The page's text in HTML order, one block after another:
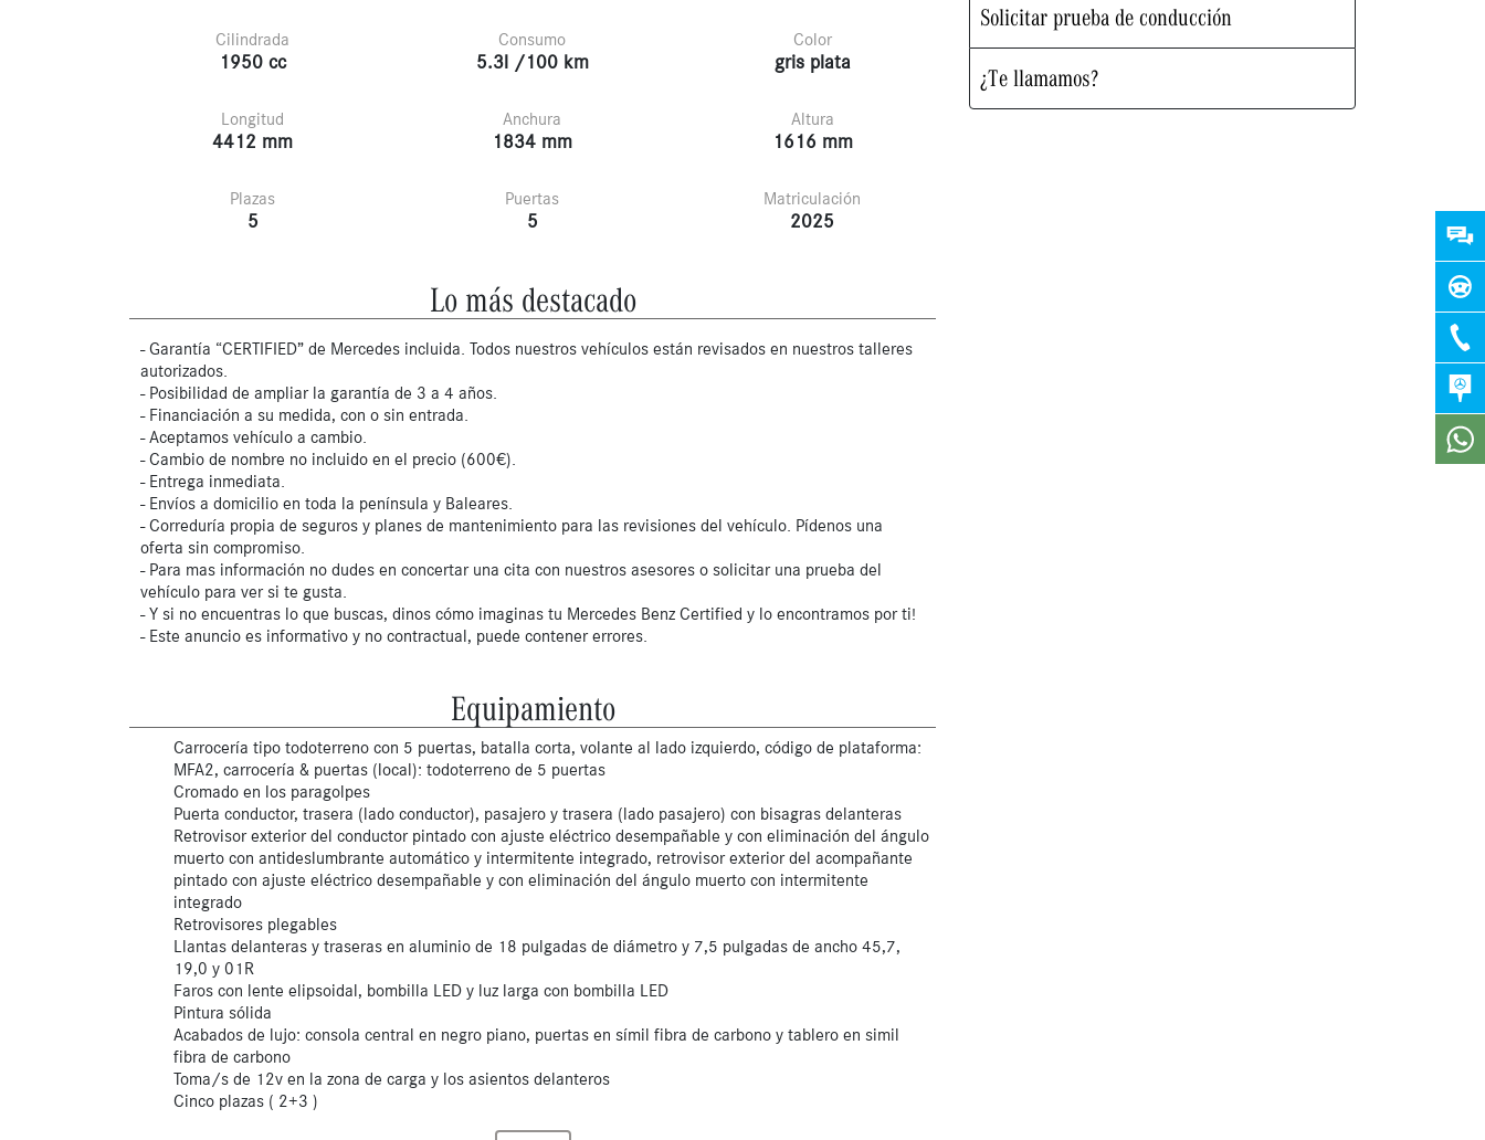
Cilindrada
1950 cc
Consumo
5.3l /100 km
Color
gris plata
Longitud
4412 mm
Anchura
1834 mm
Altura
1616 mm
Plazas
5
Puertas
5
Matriculación
2025
Lo más destacado
- Garantía “CERTIFIED” de Mercedes incluida. Todos nuestros vehículos están revisados en nuestros talleres
autorizados.
- Posibilidad de ampliar la garantía de 3 a 4 años.
- Financiación a su medida, con o sin entrada.
- Aceptamos vehículo a cambio.
- Cambio de nombre no incluido en el precio (600€).
- Entrega inmediata.
- Envíos a domicilio en toda la península y Baleares.
- Correduría propia de seguros y planes de mantenimiento para las revisiones del vehículo. Pídenos una
oferta sin compromiso.
- Para mas información no dudes en concertar una cita con nuestros asesores o solicitar una prueba del
vehículo para ver si te gusta.
- Y si no encuentras lo que buscas, dinos cómo imaginas tu Mercedes Benz Certified y lo encontramos por ti!
- Este anuncio es informativo y no contractual, puede contener errores.
Equipamiento
Carrocería tipo todoterreno con 5 puertas, batalla corta, volante al lado izquierdo, código de plataforma:
MFA2, carrocería & puertas (local): todoterreno de 5 puertas
Cromado en los paragolpes
Puerta conductor, trasera (lado conductor), pasajero y trasera (lado pasajero) con bisagras delanteras
Retrovisor exterior del conductor pintado con ajuste eléctrico desempañable y con eliminación del ángulo
muerto con antideslumbrante automático y intermitente integrado, retrovisor exterior del acompañante
pintado con ajuste eléctrico desempañable y con eliminación del ángulo muerto con intermitente
integrado
Retrovisores plegables
Llantas delanteras y traseras en aluminio de 18 pulgadas de diámetro y 7,5 pulgadas de ancho 45,7,
19,0 y 01R
Faros con lente elipsoidal, bombilla LED y luz larga con bombilla LED
Pintura sólida
Acabados de lujo: consola central en negro piano, puertas en símil fibra de carbono y tablero en simil
fibra de carbono
Toma/s de 12v en la zona de carga y los asientos delanteros
Cinco plazas ( 2+3 )
Solicitar prueba de conducción
¿Te llamamos?